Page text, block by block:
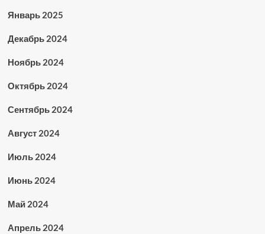
Январь 2025
Декабрь 2024
Ноябрь 2024
Октябрь 2024
Сентябрь 2024
Август 2024
Июль 2024
Июнь 2024
Май 2024
Апрель 2024